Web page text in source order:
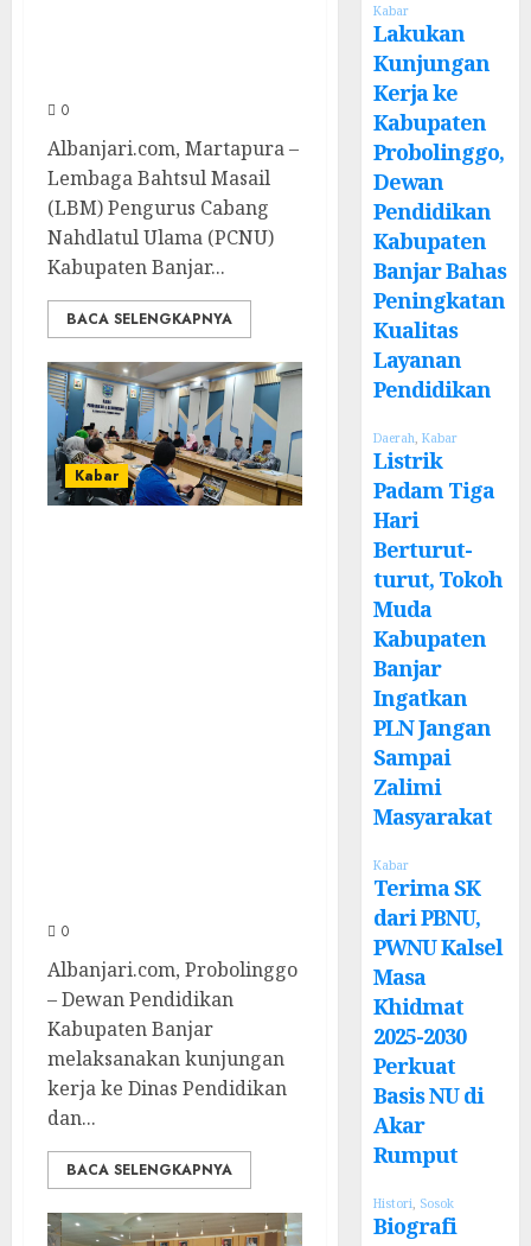
0
Albanjari.com, Martapura –
Lembaga Bahtsul Masail
(LBM) Pengurus Cabang
Nahdlatul Ulama (PCNU)
Kabupaten Banjar...
BACA SELENGKAPNYA
Kabar
0
Albanjari.com, Probolinggo
– Dewan Pendidikan
Kabupaten Banjar
melaksanakan kunjungan
kerja ke Dinas Pendidikan
dan...
BACA SELENGKAPNYA
Kabar
Lakukan
Kunjungan
Kerja ke
Kabupaten
Probolinggo,
Dewan
Pendidikan
Kabupaten
Banjar Bahas
Peningkatan
Kualitas
Layanan
Pendidikan
Daerah ,Kabar
Listrik
Padam Tiga
Hari
Berturut-
turut, Tokoh
Muda
Kabupaten
Banjar
Ingatkan
PLN Jangan
Sampai
Zalimi
Masyarakat
Kabar
Terima SK
dari PBNU,
PWNU Kalsel
Masa
Khidmat
2025-2030
Perkuat
Basis NU di
Akar
Rumput
Histori, Sosok
Biografi